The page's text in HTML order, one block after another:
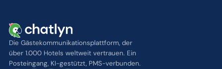
Die Gästekommunikationsplattform, der
über 1.000 Hotels weltweit vertrauen. Ein
Posteingang, KI-gestützt, PMS-verbunden.